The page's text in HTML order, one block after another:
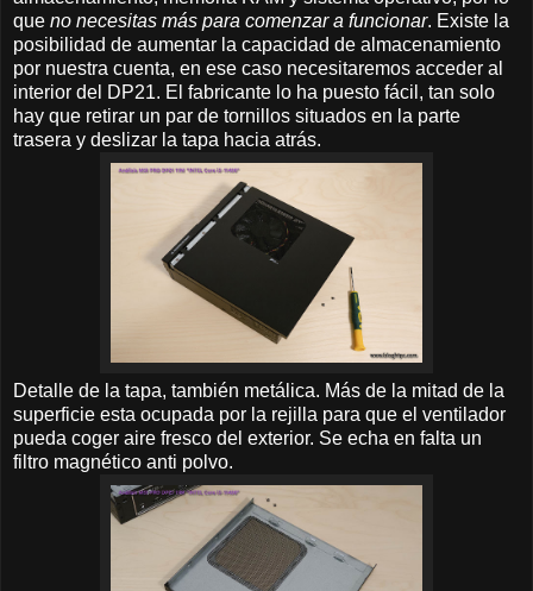
que no necesitas más para comenzar a funcionar. Existe la
posibilidad de aumentar la capacidad de almacenamiento
por nuestra cuenta, en ese caso necesitaremos acceder al
interior del DP21. El fabricante lo ha puesto fácil, tan solo
hay que retirar un par de tornillos situados en la parte
trasera y deslizar la tapa hacia atrás.
Detalle de la tapa, también metálica. Más de la mitad de la
superficie esta ocupada por la rejilla para que el ventilador
pueda coger aire fresco del exterior. Se echa en falta un
filtro magnético anti polvo.